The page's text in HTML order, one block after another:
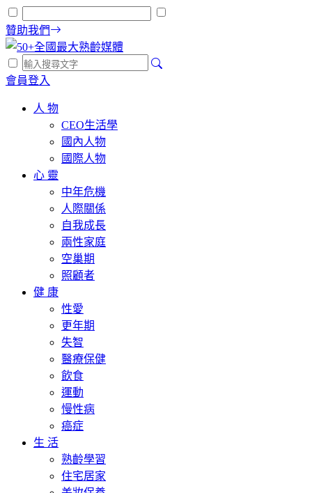
贊助我們
會員登入
人 物
CEO生活學
國內人物
國際人物
心 靈
中年危機
人際關係
自我成長
兩性家庭
空巢期
照顧者
健 康
性愛
更年期
失智
醫療保健
飲食
運動
慢性病
癌症
生 活
熟齡學習
住宅居家